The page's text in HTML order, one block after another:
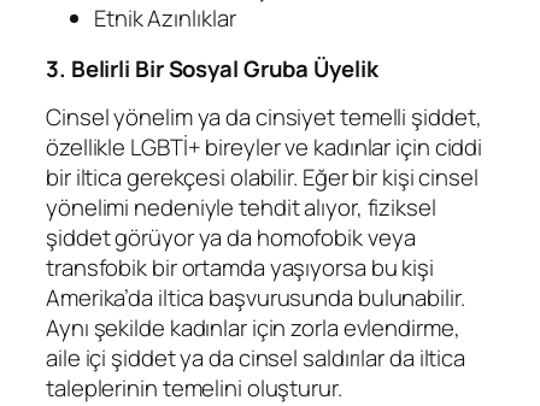
Etnik Azınlıklar
3. Belirli Bir Sosyal Gruba Üyelik
Cinsel yönelim ya da cinsiyet temelli şiddet,
özellikle LGBTİ+ bireyler ve kadınlar için ciddi
bir iltica gerekçesi olabilir. Eğer bir kişi cinsel
yönelimi nedeniyle tehdit alıyor, fiziksel
şiddet görüyor ya da homofobik veya
transfobik bir ortamda yaşıyorsa bu kişi
Amerika’da iltica başvurusunda bulunabilir.
Aynı şekilde kadınlar için zorla evlendirme,
aile içi şiddet ya da cinsel saldırılar da iltica
taleplerinin temelini oluşturur.